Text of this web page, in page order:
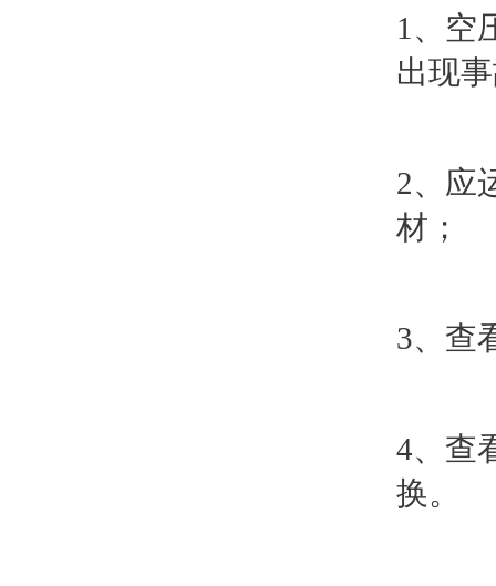
1、空
出现
2、应
材；
3、查
4、查
换。